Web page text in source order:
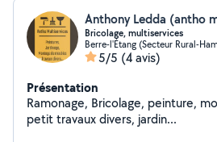
Anthony Ledda (antho
Bricolage, multiservices
Berre-l'Étang (Secteur Rural-
5/5 (4 avis)
Présentation
Ramonage, Bricolage, peinture,
petit travaux divers, jardin...